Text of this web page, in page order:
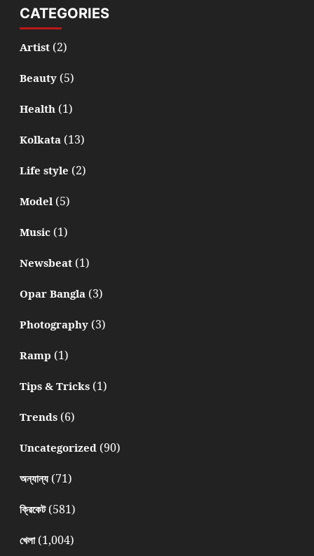
CATEGORIES
Artist(2)
Beauty(5)
Health(1)
Kolkata(13)
Life style (2)
Model(5)
Music(1)
Newsbeat(1)
Opar Bangla(3)
Photography(3)
Ramp (1)
Tips & Tricks(1)
Trends(6)
Uncategorized(90)
অন্যান্য(71)
ক্রিকেট(581)
খেলা(1,004)